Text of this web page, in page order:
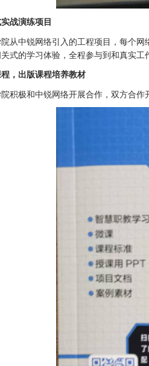
实战演练项目
从中锐网络引入的工程项目， 每个网
式的学习体验，全程参与到和真实工
，出版课程培养教材
积极和中锐网络开展合作，双方合作